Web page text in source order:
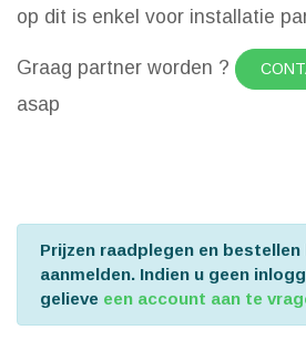
op dit is enkel voor installatie
Graag partner worden ?
asap
Prijzen raadplegen en bestellen
aanmelden. Indien u geen
gelieve een account aan te